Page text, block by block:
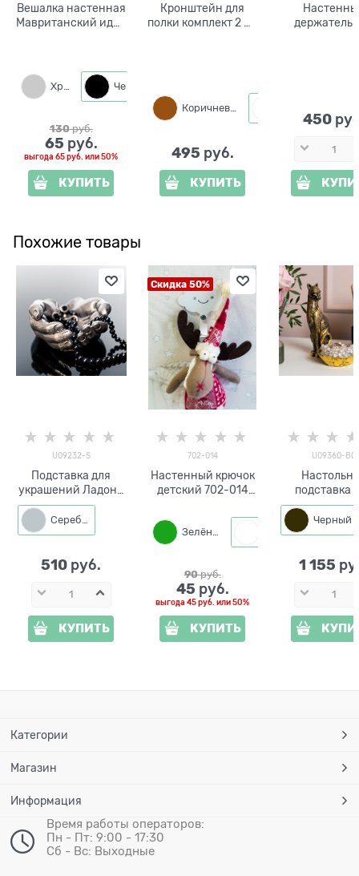
Вешалка настенная
Мавританский идол
Хром
130 руб.
65 руб.
выгода65 руб. или50%
КУПИТЬ
Кронштейн для
полки комплект 2 шт
Коричневый
495 руб.
КУПИТЬ
держатель
450
Похожие товары
U09232-S
Подставка для
украшений Ладони
U09232-S
полистоун
цв.серебро
Серебро
510 руб.
КУПИТЬ
Скидка 50%
702-014
Настенный крючок
детский 702-014
Зелёный Белый
90 руб.
45 руб.
выгода45 руб. или50%
КУПИТЬ
U09360-BG
подставка
украшений
1 155
Категории
Магазин
Информация
Время работы операторов:
Пн - Пт: 9:00 - 17:30
Сб - Вс: Выходные